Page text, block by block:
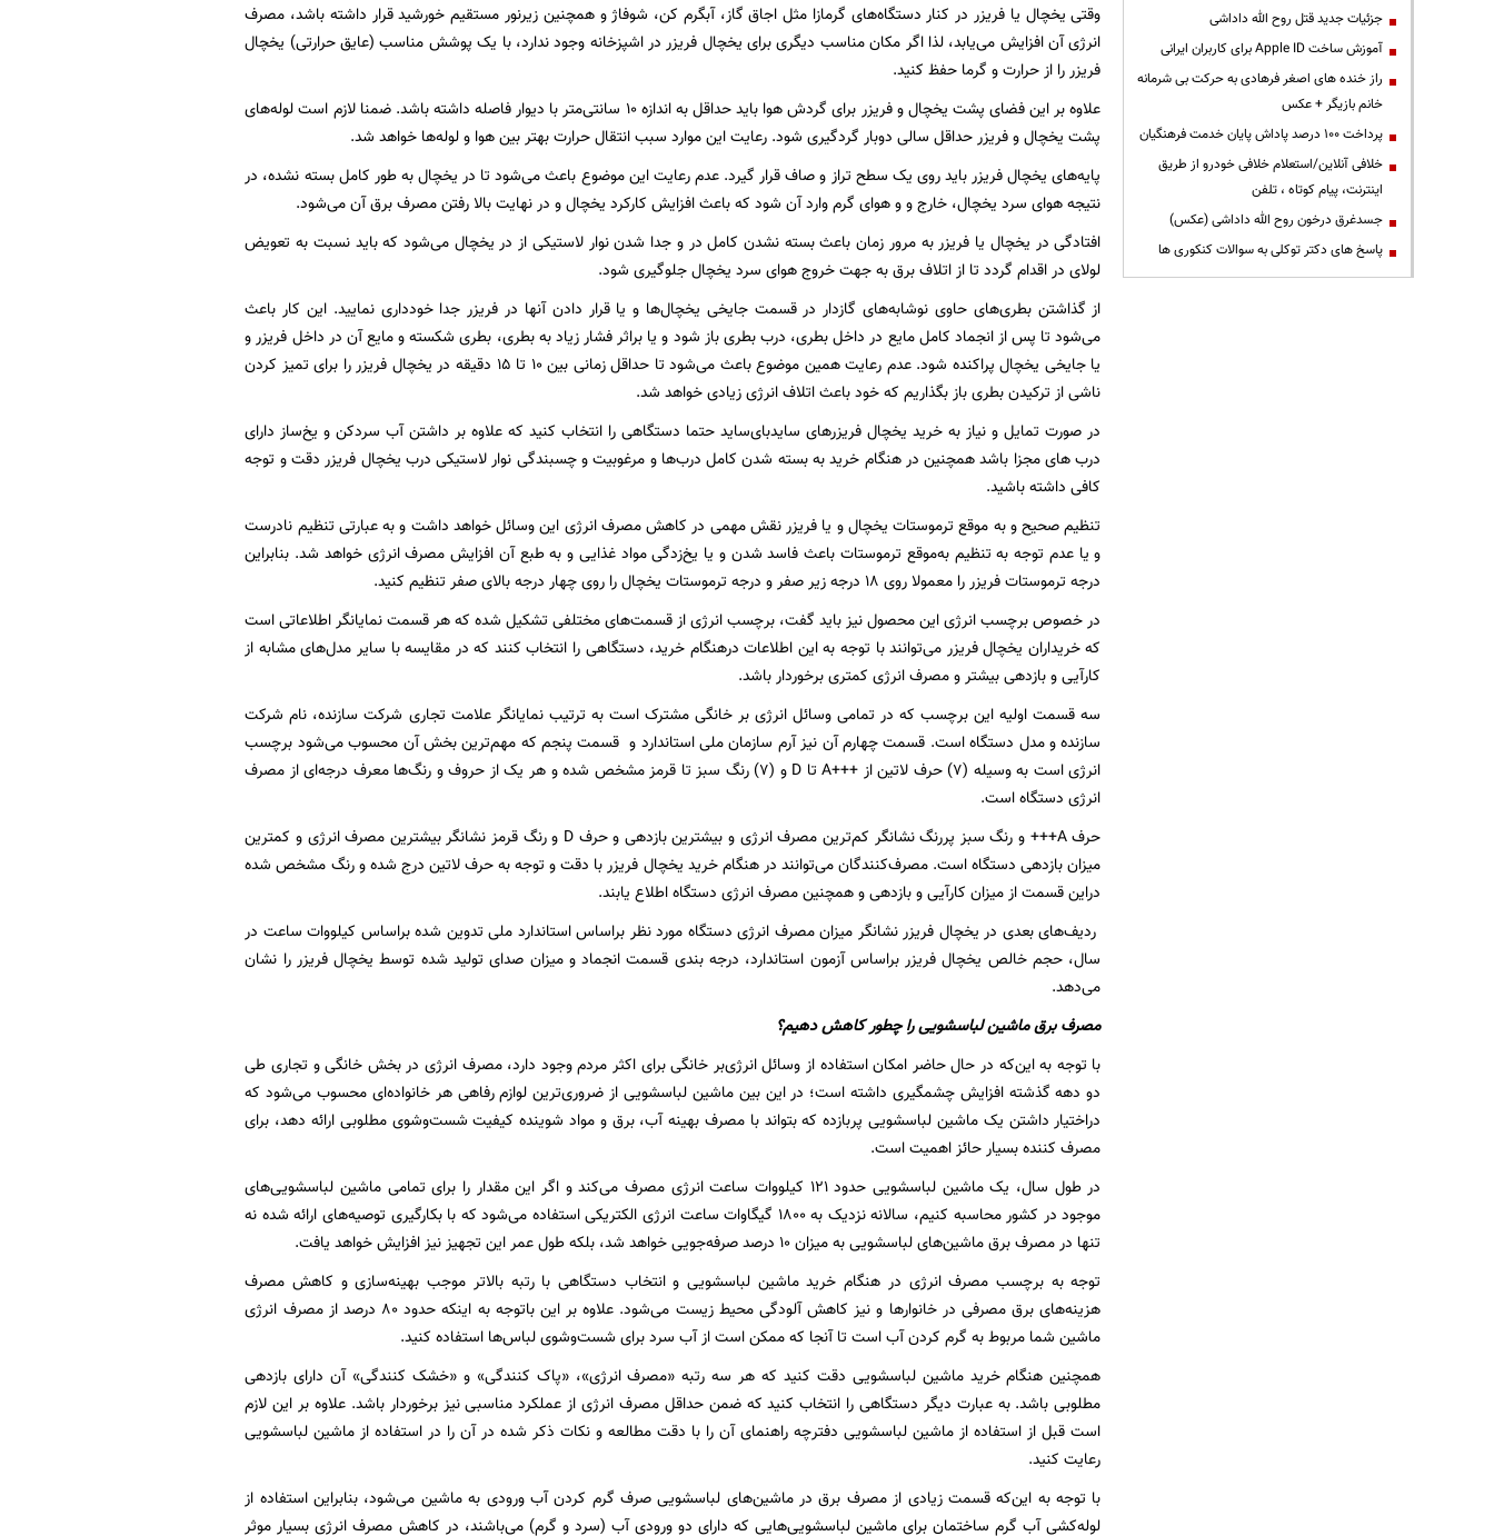
وقتی یخچال یا فریزر در کنار دستگاه‌های گرمازا مثل اجاق گاز، آبگرم کن، شوفاژ و همچنین زیرنور مستقیم خورشید قرار داشته باشد، مصرف
انرژی آن افزایش می‌یابد، لذا اگر مکان مناسب دیگری برای یخچال فریزر در اشپزخانه وجود ندارد، با یک پوشش مناسب (عایق حرارتی) یخچال
فریزر را از حرارت و گرما حفظ کنید.
علاوه بر این فضای پشت یخچال و فریزر برای گردش هوا باید حداقل به اندازه ۱۰ سانتی‌متر با دیوار فاصله داشته باشد. ضمنا لازم است لوله‌های
پشت یخچال و فریزر حداقل سالی دوبار گردگیری شود. رعایت این موارد سبب انتقال حرارت بهتر بین هوا و لوله‌ها خواهد شد.
پایه‌های یخچال فریزر باید روی یک سطح تراز و صاف قرار گیرد. عدم رعایت این موضوع باعث می‌شود تا در یخچال به طور کامل بسته نشده، در
نتیجه هوای سرد یخچال، خارج و و هوای گرم وارد آن شود که باعث افزایش کارکرد یخچال و در نهایت بالا رفتن مصرف برق آن می‌شود.
افتادگی در یخچال یا فریزر به مرور زمان باعث بسته نشدن کامل در و جدا شدن نوار لاستیکی از در یخچال می‌شود که باید نسبت به تعویض
لولای در اقدام گردد تا از اتلاف برق به جهت خروج هوای سرد یخچال جلوگیری شود.
از گذاشتن بطری‌های حاوی نوشابه‌های گازدار در قسمت جایخی یخچال‌ها و یا قرار دادن آنها در فریزر جدا خودداری نمایید. این کار باعث
می‌شود تا پس از انجماد کامل مایع در داخل بطری، درب بطری باز شود و یا براثر فشار زیاد به بطری، بطری شکسته و مایع آن در داخل فریزر و
یا جایخی یخچال پراکنده شود. عدم رعایت همین موضوع باعث می‌شود تا حداقل زمانی بین ۱۰ تا ۱۵ دقیقه در یخچال فریزر را برای تمیز کردن
ناشی از ترکیدن بطری باز بگذاریم که خود باعث اتلاف انرژی زیادی خواهد شد.
در صورت تمایل و نیاز به خرید یخچال فریزرهای سایدبای‌ساید حتما دستگاهی را انتخاب کنید که علاوه بر داشتن آب سردکن و یخ‌ساز دارای
درب های مجزا باشد همچنین در هنگام خرید به بسته شدن کامل درب‌ها و مرغوبیت و چسبندگی نوار لاستیکی درب یخچال فریزر دقت و توجه
کافی داشته باشید.
تنظیم صحیح و به موقع ترموستات یخچال و یا فریزر نقش مهمی در کاهش مصرف انرژی این وسائل خواهد داشت و به عبارتی تنظیم نادرست
و یا عدم توجه به تنظیم به‌موقع ترموستات باعث فاسد شدن و یا یخ‌زدگی مواد غذایی و به طبع آن افزایش مصرف انرژی خواهد شد. بنابراین
درجه ترموستات فریزر را معمولا روی ۱۸ درجه زیر صفر و درجه ترموستات یخچال را روی چهار درجه بالای صفر تنظیم کنید.
در خصوص برچسب انرژی این محصول نیز باید گفت، برچسب انرژی از قسمت‌های مختلفی تشکیل شده که هر قسمت نمایانگر اطلاعاتی است
که خریداران یخچال فریزر می‌توانند با توجه به این اطلاعات درهنگام خرید، دستگاهی را انتخاب کنند که در مقایسه با سایر مدل‌های مشابه از
کارآیی و بازدهی بیشتر و مصرف انرژی کمتری برخوردار باشد.
سه قسمت اولیه این برچسب که در تمامی وسائل انرژی بر خانگی مشترک است به ترتیب نمایانگر علامت تجاری شرکت سازنده، نام شرکت
سازنده و مدل دستگاه است. قسمت چهارم آن نیز آرم سازمان ملی استاندارد و قسمت پنجم که مهم‌ترین بخش آن محسوب می‌شود برچسب
انرژی است به وسیله (۷) حرف لاتین از +++A تا D و (۷) رنگ سبز تا قرمز مشخص شده و هر یک از حروف و رنگ‌ها معرف درجه‌ای از مصرف
انرژی دستگاه است.
حرف A+++ و رنگ سبز پررنگ نشانگر کم‌ترین مصرف انرژی و بیشترین بازدهی و حرف D و رنگ قرمز نشانگر بیشترین مصرف انرژی و کمترین
میزان بازدهی دستگاه است. مصرف‌کنندگان می‌توانند در هنگام خرید یخچال فریزر با دقت و توجه به حرف لاتین درج شده و رنگ مشخص شده
دراین قسمت از میزان کارآیی و بازدهی و همچنین مصرف انرژی دستگاه اطلاع یابند.
ردیف‌های بعدی در یخچال فریزر نشانگر میزان مصرف انرژی دستگاه مورد نظر براساس استاندارد ملی تدوین شده براساس کیلووات ساعت در
سال، حجم خالص یخچال‌ فریزر براساس آزمون استاندارد، درجه بندی قسمت انجماد و میزان صدای تولید شده توسط یخچال فریزر را نشان
می‌دهد.
مصرف برق ماشین لباسشویی را چطور کاهش دهیم؟
با توجه به این‌که در حال حاضر امکان استفاده از وسائل انرژی‌بر خانگی برای اکثر مردم وجود دارد، مصرف انرژی در بخش خانگی و تجاری طی
دو دهه گذشته افزایش چشمگیری داشته است؛ در این بین ماشین لباسشویی از ضروری‌ترین لوازم رفاهی هر خانواده‌ای محسوب می‌شود که
دراختیار داشتن یک ماشین لباسشویی پربازده که بتواند با مصرف بهینه آب، برق و مواد شوینده کیفیت شست‌وشوی مطلوبی ارائه دهد، برای
مصرف کننده بسیار حائز اهمیت است.
در طول سال، یک ماشین لباسشویی حدود ۱۲۱ کیلووات ساعت انرژی مصرف می‌کند و اگر این مقدار را برای تمامی ماشین لباسشویی‌های
موجود در کشور محاسبه کنیم، سالانه نزدیک به ۱۸۰۰ گیگاوات ساعت انرژی الکتریکی استفاده می‌شود که با بکارگیری توصیه‌های ارائه شده نه
تنها در مصرف برق ماشین‌های لباسشویی به میزان ۱۰ درصد صرفه‌جویی خواهد شد، بلکه طول عمر این تجهیز نیز افزایش خواهد یافت.
توجه به برچسب مصرف انرژی در هنگام خرید ماشین لباسشویی و انتخاب دستگاهی با رتبه بالاتر موجب بهینه‌سازی و کاهش مصرف
هزینه‌های برق مصرفی در خانوارها و نیز کاهش آلودگی محیط زیست می‌شود. علاوه بر این باتوجه به اینکه حدود ۸۰ درصد از مصرف انرژی
ماشین شما مربوط به گرم کردن آب است تا آنجا که ممکن است از آب سرد برای شست‌وشوی لباس‌ها استفاده کنید.
همچنین هنگام خرید ماشین لباسشویی دقت کنید که هر سه رتبه «مصرف انرژی»، «پاک کنندگی» و «خشک کنندگی» آن دارای بازدهی
مطلوبی باشد. به عبارت دیگر دستگاهی را انتخاب کنید که ضمن حداقل مصرف انرژی از عملکرد مناسبی نیز برخوردار باشد. علاوه بر این لازم
است قبل از استفاده از ماشین لباسشویی دفترچه راهنمای آن را با دقت مطالعه و نکات ذکر شده در آن را در استفاده از ماشین لباسشویی
رعایت کنید.
با توجه به این‌که قسمت زیادی از مصرف برق در ماشین‌های لباسشویی صرف گرم کردن آب ورودی به ماشین می‌شود، بنابراین استفاده از
لوله‌کشی آب گرم ساختمان برای ماشین لباسشویی‌هایی که دارای دو ورودی آب (سرد و گرم) می‌باشند، در کاهش مصرف انرژی بسیار موثر
جزئیات جدید قتل روح الله داداشی
آموزش ساخت Apple ID برای کاربران ایرانی
راز خنده های اصغر فرهادی به حرکت بی شرمانه
خانم بازیگر + عکس
پرداخت ۱۰۰ درصد پاداش پایان خدمت فرهنگیان
خلافی آنلاین/استعلام خلافی خودرو از طریق
اینترنت، پیام کوتاه ، تلفن
جسدغرق درخون روح الله داداشی (عکس)
پاسخ های دکتر توکلی به سوالات کنکوری ها